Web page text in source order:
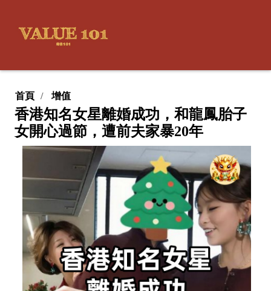
首頁 增值
香港知名女星離婚成功，和龍鳳胎子
女開心過節，遭前夫家暴20年